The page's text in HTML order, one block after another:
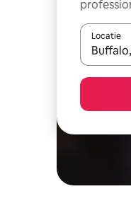
Locatie